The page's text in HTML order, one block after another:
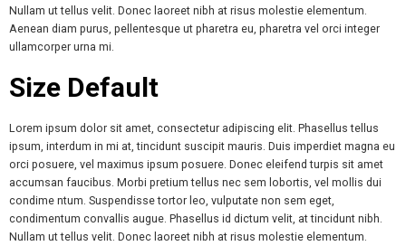
Nullam ut tellus velit. Donec laoreet nibh at risus molestie elementum.
Aenean diam purus, pellentesque ut pharetra eu, pharetra vel orci integer
ullamcorper urna mi.
Size Default
Lorem ipsum dolor sit amet, consectetur adipiscing elit. Phasellus tellus
ipsum, interdum in mi at, tincidunt suscipit mauris. Duis imperdiet magna eu
orci posuere, vel maximus ipsum posuere. Donec eleifend turpis sit amet
accumsan faucibus. Morbi pretium tellus nec sem lobortis, vel mollis dui
condime ntum. Suspendisse tortor leo, vulputate non sem eget,
condimentum convallis augue. Phasellus id dictum velit, at tincidunt nibh.
Nullam ut tellus velit. Donec laoreet nibh at risus molestie elementum.